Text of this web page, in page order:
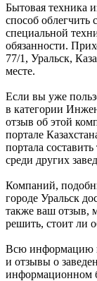
Бытовая техника
способ облегчить
специальной
обязанности.
77/1, Уральск,
месте.
Если вы уже
в категории
отзыв об этой
портале
портала
среди других
Компаний,
городе Уральск
также ваш отзыв,
решить, стоит ли
Всю информацию
и отзывы о
информационном